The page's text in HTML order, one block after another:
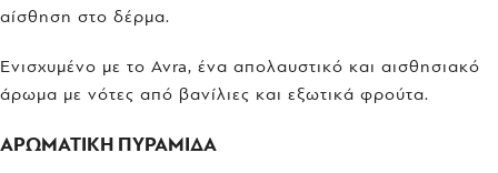
αίσθηση στο δέρμα.
Ενισχυμένο με το Avra, ένα απολαυστικό και αισθησιακό
άρωμα με νότες από βανίλιες και εξωτικά φρούτα.
ΑΡΩΜΑΤΙΚΗ ΠΥΡΑΜΙΔΑ